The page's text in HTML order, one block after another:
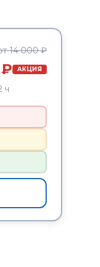
14 000 ₽
₽ АКЦИЯ
ч